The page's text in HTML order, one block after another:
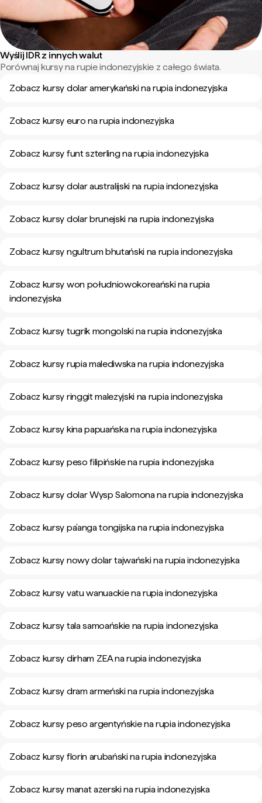
Wyślij IDR z innych walut
Porównaj kursy na rupie indonezyjskie z całego świata.
Zobacz kursy dolar amerykański na rupia indonezyjska
Zobacz kursy euro na rupia indonezyjska
Zobacz kursy funt szterling na rupia indonezyjska
Zobacz kursy dolar australijski na rupia indonezyjska
Zobacz kursy dolar brunejski na rupia indonezyjska
Zobacz kursy ngultrum bhutański na rupia indonezyjska
Zobacz kursy won południowokoreański na rupia
indonezyjska
Zobacz kursy tugrik mongolski na rupia indonezyjska
Zobacz kursy rupia malediwska na rupia indonezyjska
Zobacz kursy ringgit malezyjski na rupia indonezyjska
Zobacz kursy kina papuańska na rupia indonezyjska
Zobacz kursy peso filipińskie na rupia indonezyjska
Zobacz kursy dolar Wysp Salomona na rupia indonezyjska
Zobacz kursy pa’anga tongijska na rupia indonezyjska
Zobacz kursy nowy dolar tajwański na rupia indonezyjska
Zobacz kursy vatu wanuackie na rupia indonezyjska
Zobacz kursy tala samoańskie na rupia indonezyjska
Zobacz kursy dirham ZEA na rupia indonezyjska
Zobacz kursy dram armeński na rupia indonezyjska
Zobacz kursy peso argentyńskie na rupia indonezyjska
Zobacz kursy florin arubański na rupia indonezyjska
Zobacz kursy manat azerski na rupia indonezyjska